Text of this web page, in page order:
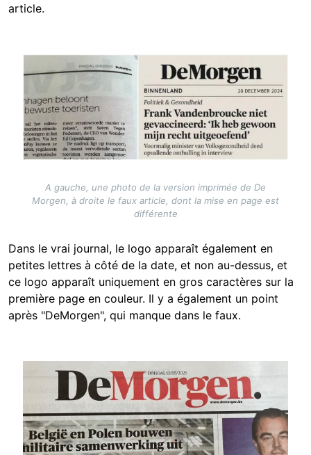
article.
A gauche, une photo de la version imprimée de De
Morgen, à droite le faux article, dont la mise en page est
différente
Dans le vrai journal, le logo apparaît également en
petites lettres à côté de la date, et non au-dessus, et
ce logo apparaît uniquement en gros caractères sur la
première page en couleur. Il y a également un point
après "DeMorgen", qui manque dans le faux.